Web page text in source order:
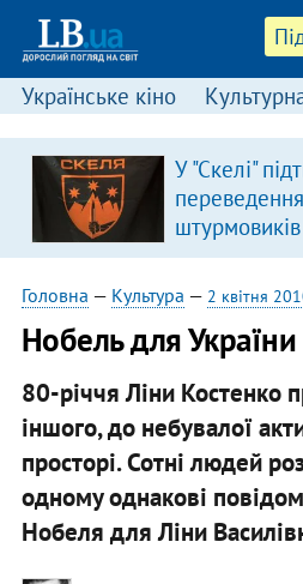
Українське кіно
У "Скелі"
підрозділів
Головна — Культура — 2 квітня
Нобель для України
80-річчя Ліни Костенко
іншого, до небувалої
просторі. Сотні людей
одному однакові
Нобеля для Ліни